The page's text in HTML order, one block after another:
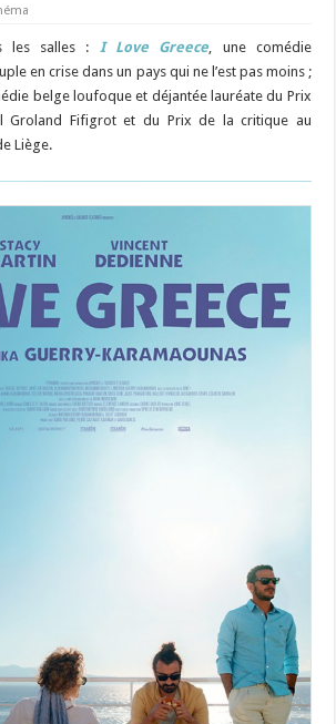
les salles : I Love Greece, une comédie
en crise dans un pays qui ne l’est pas moins;
belge loufoque et déjantée lauréate du Prix
Groland Fifigrot et du Prix de la critique au
Liège.